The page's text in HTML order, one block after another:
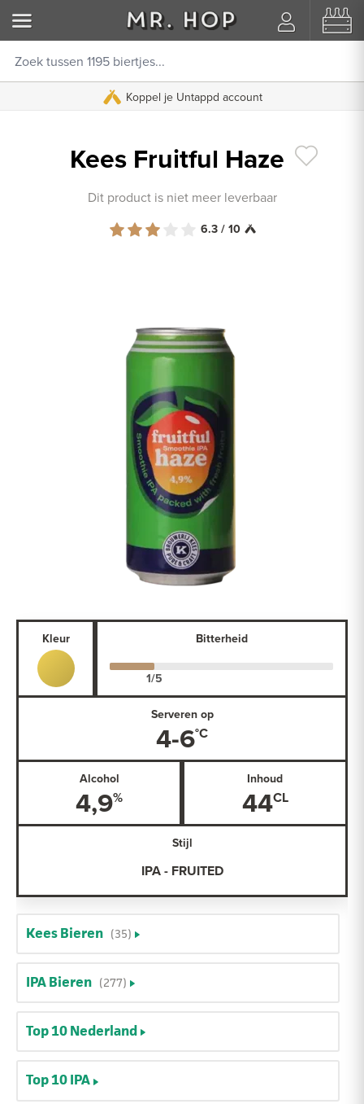
Koppel je Untappd account
Kees Fruitful Haze
Dit product is niet meer leverbaar
6.3 / 10
Kleur Bitterheid
Serveren op
4-6
Alcohol
4,9
Inhoud
44
Stijl
IPA - FRUITED
Kees Bieren (35)
IPA Bieren (277)
Top 10 Nederland
Top 10 IPA